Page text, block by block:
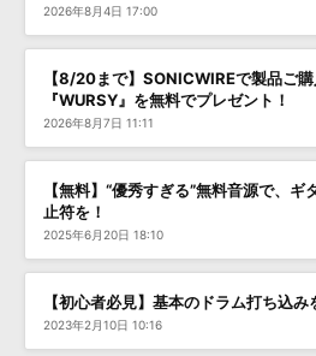
2026年8月4日 17:00
【8/20まで】SONICWIREで製品ご
『WURSY』を無料でプレゼント！
2026年8月7日 11:11
【無料】“優秀すぎる”無料音源で、
止符を！
2025年6月20日 18:10
【初心者必見】基本のドラム打ち込み
2023年2月10日 10:16